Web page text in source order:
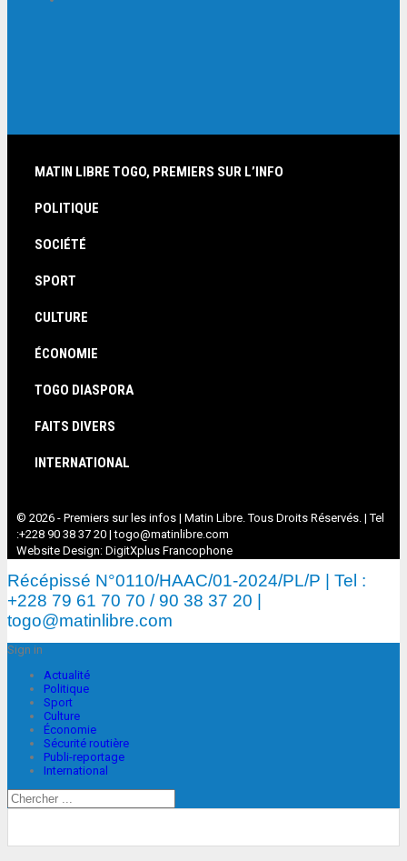
MATIN LIBRE TOGO, PREMIERS SUR L’INFO
POLITIQUE
SOCIÉTÉ
SPORT
CULTURE
ÉCONOMIE
TOGO DIASPORA
FAITS DIVERS
INTERNATIONAL
© 2026 - Premiers sur les infos | Matin Libre. Tous Droits Réservés. | Tel
:+228 90 38 37 20 | togo@matinlibre.com
Website Design: DigitXplus Francophone
Récépissé N°0110/HAAC/01-2024/PL/P | Tel :
+228 79 61 70 70 / 90 38 37 20 |
togo@matinlibre.com
Sign in
Actualité
Politique
Sport
Culture
Économie
Sécurité routière
Publi-reportage
International